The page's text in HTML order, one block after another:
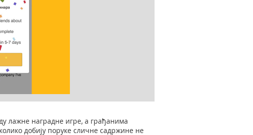
лажне наградне игре, а грађанима
добију поруке сличне садржине не